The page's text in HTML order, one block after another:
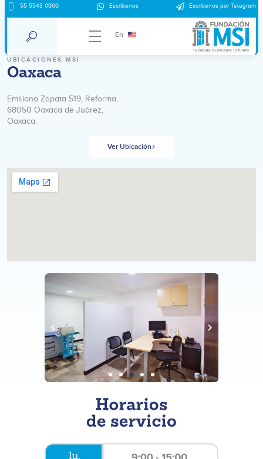
55 5543 0000 Escríbenos Escríbenos por Telegram
En
UBICACIONES MSI
Oaxaca
Emiliano Zapata 519, Reforma,
68050 Oaxaca de Juárez,
Oaxaca.
Ver Ubicación